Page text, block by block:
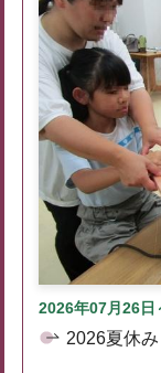
2026年07月26日
2026夏休